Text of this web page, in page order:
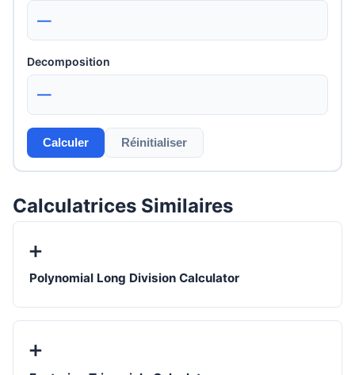
—
Decomposition
—
Calculer Réinitialiser
Calculatrices Similaires
➕
Polynomial Long Division Calculator
➕